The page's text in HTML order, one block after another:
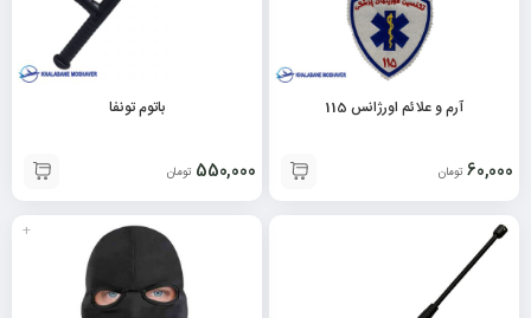
آرم و علائم اورژانس 115
60,000 تومان
باتوم تونفا
550,000 تومان
+